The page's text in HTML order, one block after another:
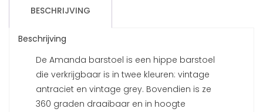
BESCHRIJVING
Beschrijving
De Amanda barstoel is een hippe barstoel
die verkrijgbaar is in twee kleuren: vintage
antraciet en vintage grey. Bovendien is ze
360 graden draaibaar en in hoogte